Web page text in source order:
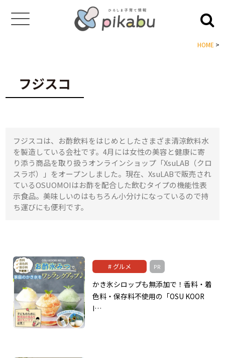
HOME >
フジスコ
フジスコは、お酢飲料をはじめとしたさまざま清涼飲料水
を製造している会社です。4月には女性の美容と健康に寄
り添う商品を取り扱うオンラインショップ「XsuLAB（クロ
スラボ）」をオープンしました。現在、XsuLABで販売され
ているOSUOMOIはお酢を配合した飲むタイプの機能性表
示食品。美味しいのはもちろん小分けになっているので持
ち運びにも便利です。
グルメ PR
かき氷シロップも無添加で！香料・着
色料・保存料不使用の「OSU KOOR
I…